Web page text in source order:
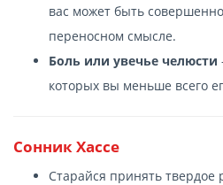
вас может быть
переносном смысле.
Боль или увечье челюсти
которых вы меньше всего
Сонник Хассе
Старайся принять твердое